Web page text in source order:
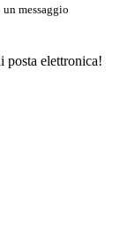
messaggio
posta elettronica!